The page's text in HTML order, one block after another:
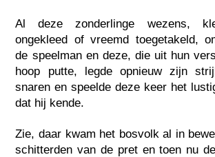
Al deze zonderlinge wezens,
ongekleed of vreemd toegetakeld,
de speelman en deze, die uit hun
hoop putte, legde opnieuw zijn
snaren en speelde deze keer het
dat hij kende.
Zie, daar kwam het bosvolk al in
schitterden van de pret en toen nu